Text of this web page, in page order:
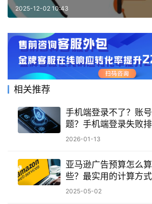
2025-12-02 10:43
相关推荐
手机端登录不了？账
题？手机端登录失败
锁 / 网络问题区分 +
2026-01-13
亚马逊广告预算怎么
些？最实用的计算方
2025-05-02